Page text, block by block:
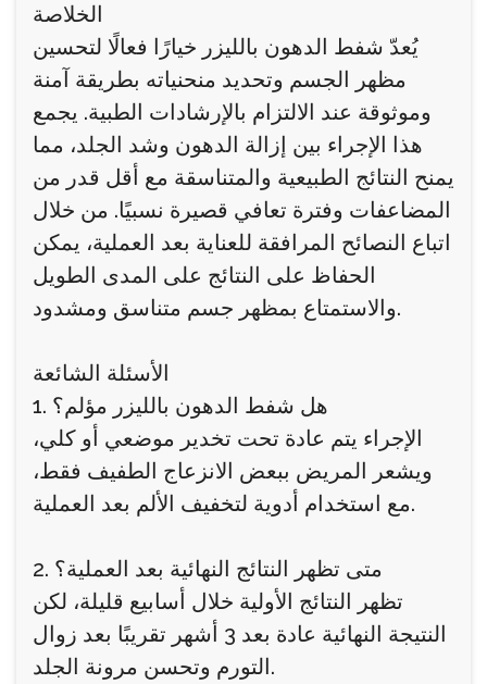
الخلاصة
يُعدّ شفط الدهون بالليزر خيارًا فعالًا لتحسين
مظهر الجسم وتحديد منحنياته بطريقة آمنة
وموثوقة عند الالتزام بالإرشادات الطبية. يجمع
هذا الإجراء بين إزالة الدهون وشد الجلد، مما
يمنح النتائج الطبيعية والمتناسقة مع أقل قدر من
المضاعفات وفترة تعافي قصيرة نسبيًا. من خلال
اتباع النصائح المرافقة للعناية بعد العملية، يمكن
الحفاظ على النتائج على المدى الطويل
والاستمتاع بمظهر جسم متناسق ومشدود.
الأسئلة الشائعة
1. هل شفط الدهون بالليزر مؤلم؟
الإجراء يتم عادة تحت تخدير موضعي أو كلي،
ويشعر المريض ببعض الانزعاج الطفيف فقط،
مع استخدام أدوية لتخفيف الألم بعد العملية.
2. متى تظهر النتائج النهائية بعد العملية؟
تظهر النتائج الأولية خلال أسابيع قليلة، لكن
النتيجة النهائية عادة بعد 3 أشهر تقريبًا بعد زوال
التورم وتحسن مرونة الجلد.